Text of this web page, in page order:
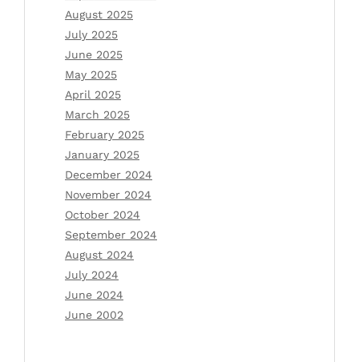
August 2025
July 2025
June 2025
May 2025
April 2025
March 2025
February 2025
January 2025
December 2024
November 2024
October 2024
September 2024
August 2024
July 2024
June 2024
June 2002